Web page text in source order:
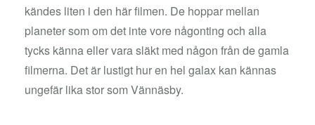
kändes liten i den här filmen. De hoppar mellan
planeter som om det inte vore någonting och alla
tycks känna eller vara släkt med någon från de gamla
filmerna. Det är lustigt hur en hel galax kan kännas
ungefär lika stor som Vännäsby.